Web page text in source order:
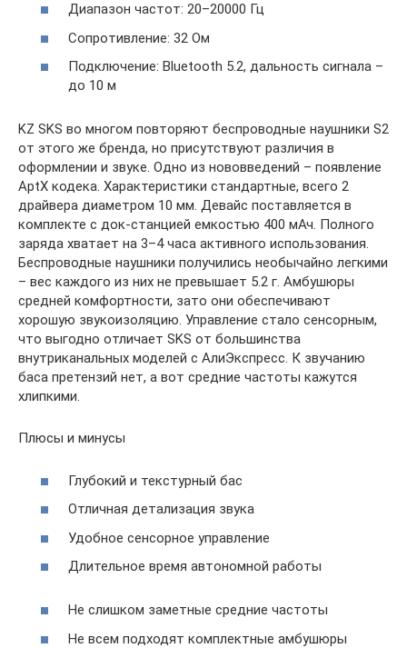
Диапазон частот: 20–20000 Гц
Сопротивление: 32 Ом
Подключение: Bluetooth 5.2, дальность сигнала –
до 10 м
KZ SKS во многом повторяют беспроводные наушники S2
от этого же бренда, но присутствуют различия в
оформлении и звуке. Одно из нововведений – появление
AptX кодека. Характеристики стандартные, всего 2
драйвера диаметром 10 мм. Девайс поставляется в
комплекте с док-станцией емкостью 400 мАч. Полного
заряда хватает на 3–4 часа активного использования.
Беспроводные наушники получились необычайно легкими
– вес каждого из них не превышает 5.2 г. Амбушюры
средней комфортности, зато они обеспечивают
хорошую звукоизоляцию. Управление стало сенсорным,
что выгодно отличает SKS от большинства
внутриканальных моделей с АлиЭкспресс. К звучанию
баса претензий нет, а вот средние частоты кажутся
хлипкими.
Плюсы и минусы
Глубокий и текстурный бас
Отличная детализация звука
Удобное сенсорное управление
Длительное время автономной работы
Не слишком заметные средние частоты
Не всем подходят комплектные амбушюры